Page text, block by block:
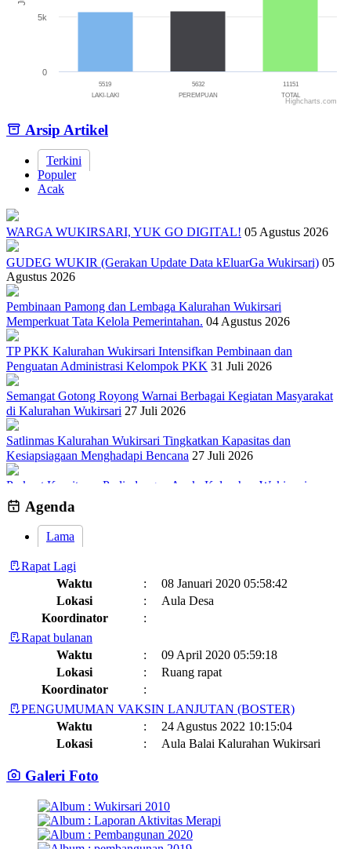
5519
LAKI-LAKI
5632
PEREMPUAN
11151
TOTAL
0
5k
Highcharts.com
Arsip Artikel
Terkini
Populer
Acak
WARGA WUKIRSARI, YUK GO DIGITAL! 05 Agustus 2026
GUDEG WUKIR (Gerakan Update Data kEluarGa Wukirsari) 05
Agustus 2026
Pembinaan Pamong dan Lembaga Kalurahan Wukirsari
Memperkuat Tata Kelola Pemerintahan. 04 Agustus 2026
TP PKK Kalurahan Wukirsari Intensifkan Pembinaan dan
Penguatan Administrasi Kelompok PKK 31 Juli 2026
Semangat Gotong Royong Warnai Berbagai Kegiatan Masyarakat
di Kalurahan Wukirsari 27 Juli 2026
Satlinmas Kalurahan Wukirsari Tingkatkan Kapasitas dan
Kesiapsiagaan Menghadapi Bencana 27 Juli 2026
Perkuat Komitmen Perlindungan Anak, Kalurahan Wukirsari
Menggelar Sosialisasi dan Outbond Desa Ramah Anak
Sumber Hayati dan Non Hayati 10 November 2021
Agenda
Lama
Rapat Lagi
Waktu
:
08 Januari 2020 05:58:42
Lokasi
:
Aula Desa
Koordinator
:
Rapat bulanan
Waktu
:
09 April 2020 05:59:18
Lokasi
:
Ruang rapat
Koordinator
:
PENGUMUMAN VAKSIN LANJUTAN (BOSTER)
Waktu
:
24 Agustus 2022 10:15:04
Lokasi
:
Aula Balai Kalurahan Wukirsari
Jadwal dan Agenda Sisir Adminduk Kalurahan Wukirsari
Waktu
:
03 Februari 2023 08:44:13
Lokasi
:
Galeri Foto